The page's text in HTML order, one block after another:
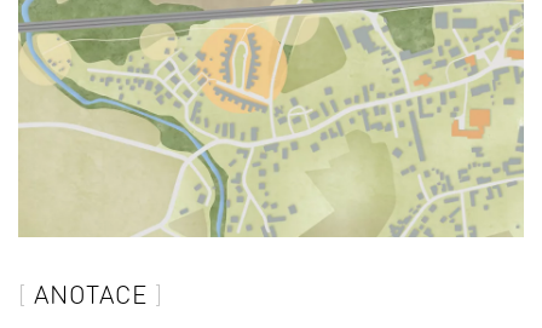
ANOTACE